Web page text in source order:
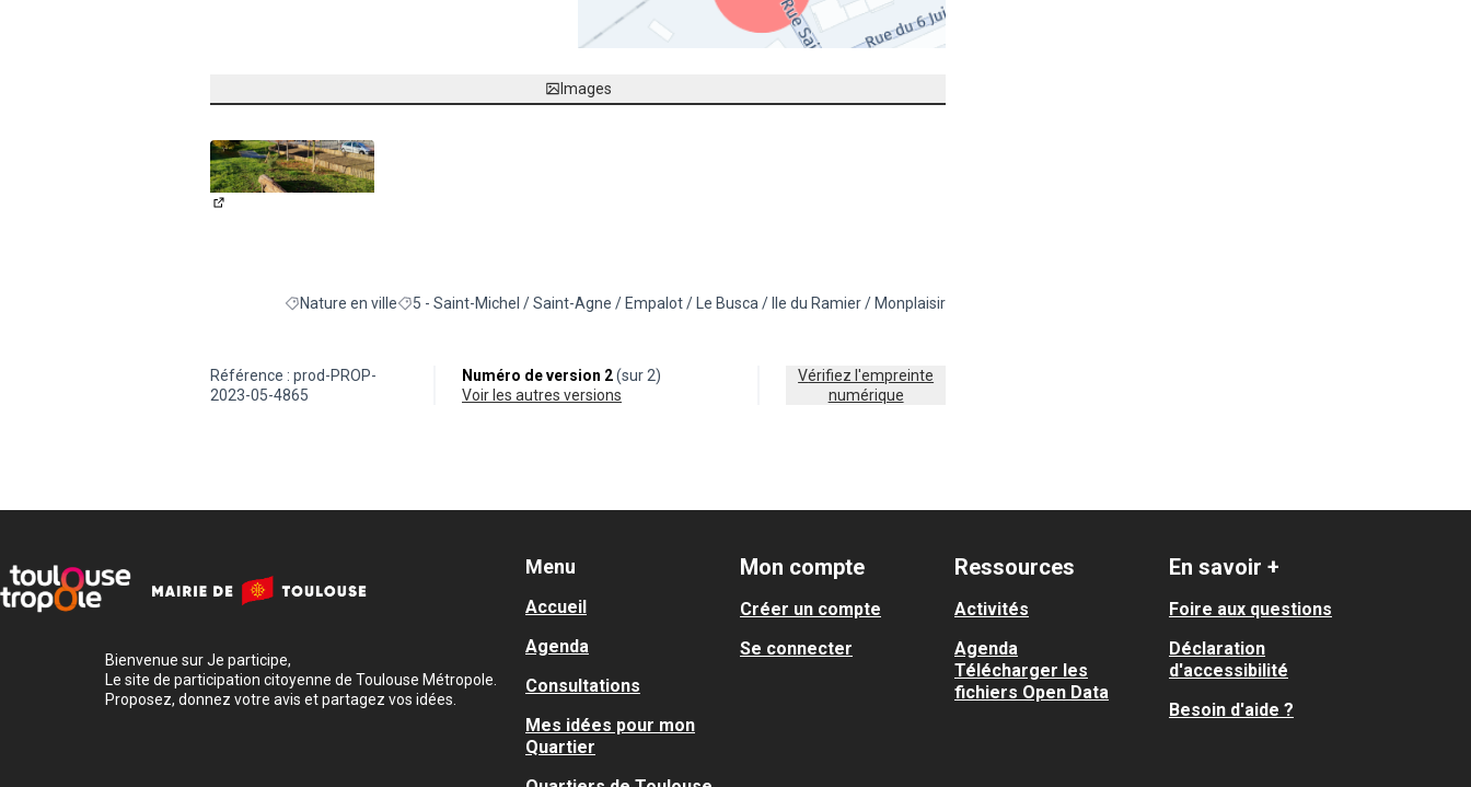
Images
Filtrer les résultats de la catégorie : Nature en ville
Nature en villeFiltrer les résultats pour le secteur : 5 - Saint-Michel / Saint-Agne / Empalot / Le Busca / Ile du Ramier / Monplaisir
5 - Saint-Michel / Saint-Agne / Empalot / Le Busca / Ile du Ramier / Monplaisir
Référence : prod-PROP-
2023-05-4865
Numéro de version 2(sur 2)
voir les autres versions
Vérifiez l'empreinte
numérique
Bienvenue sur Je participe,
Le site de participation citoyenne de Toulouse Métropole.
Proposez, donnez votre avis et partagez vos idées.
Menu
Accueil
Agenda
Consultations
Mes idées pour mon
Quartier
Mon compte
Créer un compte
Se connecter
Ressources
Activités
Agenda
Télécharger les
fichiers Open Data
En savoir +
Foire aux questions
Déclaration
d'accessibilité
Besoin d'aide ?